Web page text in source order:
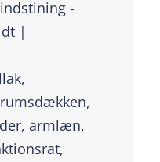
-
|
armlæn,